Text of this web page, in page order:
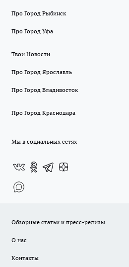
Про Город Рыбинск
Про Город Уфа
Твои Новости
Про Город Ярославль
Про Город Владивосток
Про Город Краснодара
Мы в социальных сетях
Обзорные статьи и пресс-релизы
О нас
Контакты